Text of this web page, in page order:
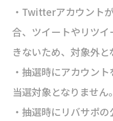
・Twitterアカウント
合、ツイートやリツ
きないため、対象外と
・抽選時にアカウン
当選対象となりません。
・抽選時にリバサポ